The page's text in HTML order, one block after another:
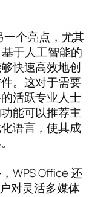
一个亮点，尤其
于人工智能的
快速高效地创
。这对于需要
活跃专业人士
能可以推荐主
语言，使其成
WPS Office 还
对灵活多媒体